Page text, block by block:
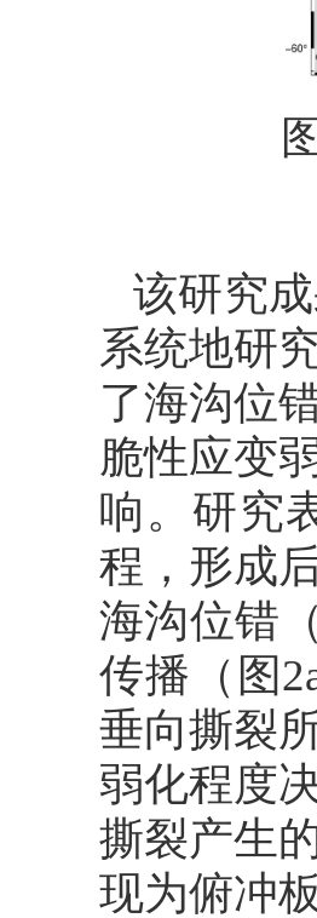
该研究
系统地研
了海沟位
脆性应变
响。研究
程，形成
海沟位错
传播（图
垂向撕裂
弱化程度
撕裂产生
现为俯冲